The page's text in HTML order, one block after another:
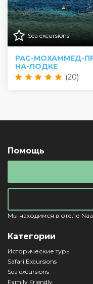
Sea excursions
РАС-МОХАММЕД-
НА-ЛОДКЕ
(20)
Помощь
Мы находимся в отеле
Категории
Исторические туры
Safari Excursions
Sea excursions
Family Friendly